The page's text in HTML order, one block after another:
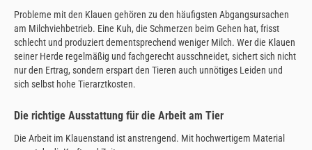
Probleme mit den Klauen gehören zu den häufigsten Abgangsursachen
am Milchviehbetrieb. Eine Kuh, die Schmerzen beim Gehen hat, frisst
schlecht und produziert dementsprechend weniger Milch. Wer die Klauen
seiner Herde regelmäßig und fachgerecht ausschneidet, sichert sich nicht
nur den Ertrag, sondern erspart den Tieren auch unnötiges Leiden und
sich selbst hohe Tierarztkosten.
Die richtige Ausstattung für die Arbeit am Tier
Die Arbeit im Klauenstand ist anstrengend. Mit hochwertigem Material